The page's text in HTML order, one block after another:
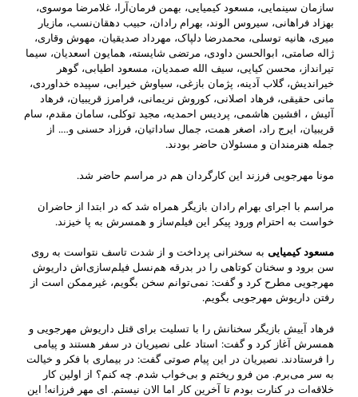
سازمان سینمایی، مسعود کیمیایی، بهمن فرمان‌آرا، غلامرضا موسوی،
بهزاد فراهانی، سیروس الوند، بهرام رادان، حبیب دهقان‌نسب، مازیار
میری، هانیه توسلی، محمدرضا دلپاک، مهرداد صدیقیان، مهوش وقاری،
ژاله صامتی، ابوالحسن داودی، مرتضی شایسته، همایون اسعدیان، سیما
تیرانداز، محسن کیایی، سیف الله صمدیان، مسعود اطیابی، گوهر
خیراندیش، گلاب آدینه، پژمان بازغی، سیاوش خیرابی، سپیده خداوردی،
مانی حقیقی، فرهاد اصلانی، کوروش نریمانی، فرامرز قریبیان، فرهاد
آئیش ، افشین هاشمی، پردیس احمدیه، مجید توکلی، سامان مقدم، سام
قریبیان، ایرج راد، اصغر همت، جمال ساداتیان، فرزاد حسنی و…. از
جمله هنرمندان و مسئولان حاضر بودند.
مونا مهرجویی فرزند این کارگردان هم در مراسم حاضر شد.
مراسم با اجرای بهرام رادان بازیگر همراه شد که در ابتدا از حاضران
خواست به احترام ورود پیکر این فیلم‌ساز و همسرش به پا خیزند.
مسعود کیمیایی به سخنرانی پرداخت و از شدت تاسف نتواست به روی
سن برود و سخنان کوتاهی را در بدرقه هم‌نسل فیلم‌سازی‌اش داریوش
مهرجویی مطرح کرد و گفت: نمی‌توانم سخن بگویم، غیرممکن است از
رفتن داریوش مهرجویی بگویم.
فرهاد آییش بازیگر سخنانش را با تسلیت برای قتل داریوش مهرجویی و
همسرش آغاز کرد و گفت: استاد علی نصیریان در سفر هستند و پیامی
را فرستادند. نصیریان در این پیام صوتی گفت: در بیماری با فکر و خیالت
به سر می‌برم. من فرو ریختم و بی‌خواب شدم. چه کنم؟ از اولین کار
خلاقه‌ات در کنارت بودم تا آخرین کار اما الان نیستم. ای مهر فرزانه! این